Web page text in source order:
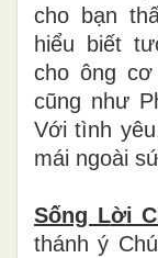
cho bạn th
hiểu biết t
cho ông cơ
cũng như
Với tình yê
mái ngoài s
Sống Lời
thánhý Chú